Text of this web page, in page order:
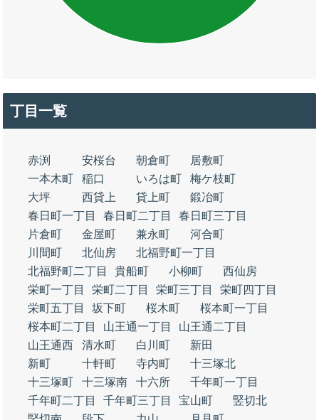
丁目一覧
赤渕 安桜台 朝倉町
居敷町
一本木町
稲口 いろは町
梅ケ枝町
大坪
西貸上 貸上町
鍛冶町
春日町一丁目
春日町二丁目
春日町三丁目
片倉町
金屋町 兼永町
河合町
川間町
北仙房
北福野町一丁目
北福野町二丁目
貴船町 小柳町
西仙房
栄町一丁目
栄町二丁目 栄町三丁目
栄町四丁目
栄町五丁目
坂下町 桜木町
桜本町一丁目
桜本町二丁目
山王通一丁目
山王通二丁目
山王通西
清水町 白川町
新田
新町
十軒町 寺内町
十三塚北
十三塚町
十三塚南 十六所
千年町一丁目
千年町二丁目
千年町三丁目 宝山町
竪切北